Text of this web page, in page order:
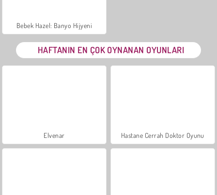
Bebek Hazel: Banyo Hijyeni
HAFTANIN EN ÇOK OYNANAN OYUNLARI
Elvenar Hastane Cerrah Doktor Oyunu